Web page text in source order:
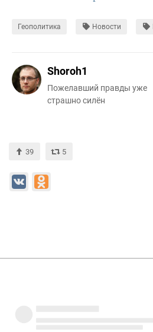
Геополитика Новости
Shoroh1
Пожелавший правды уже
страшно силён
39 5